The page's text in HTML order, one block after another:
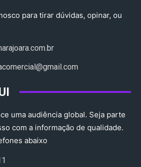
para tirar dúvidas, opinar, ou
uma audiência global. Seja parte
com a informação de qualidade.
abaixo